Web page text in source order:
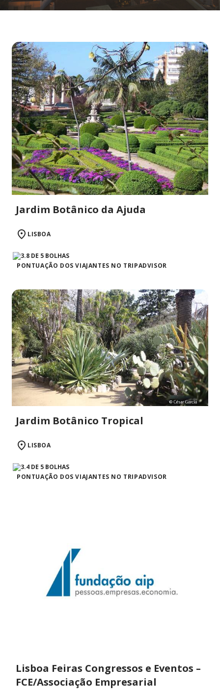
Jardim Botânico da Ajuda
LISBOA
PONTUAÇÃO DOS VIAJANTES NO TRIPADVISOR
Jardim Botânico Tropical
LISBOA
PONTUAÇÃO DOS VIAJANTES NO TRIPADVISOR
Lisboa Feiras Congressos e Eventos –
FCE/Associação Empresarial